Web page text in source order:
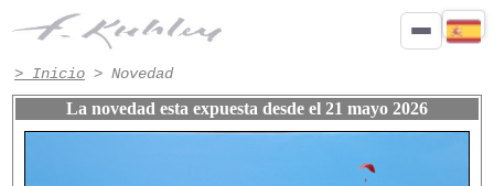
> Inicio > Novedad
La novedad esta expuesta desde el 21 mayo 2026